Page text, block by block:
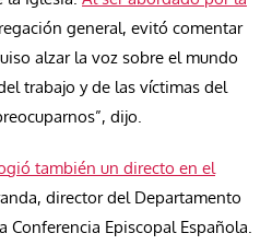
general, evitó comentar
alzar la voz sobre el mundo
trabajo y de las víctimas del
dijo.
también un directo en el
director del Departamento
Conferencia Episcopal Española.